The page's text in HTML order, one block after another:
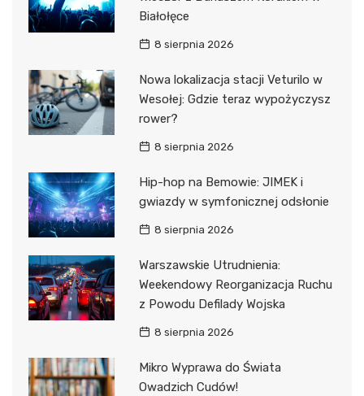
Białołęce
8 sierpnia 2026
Nowa lokalizacja stacji Veturilo w
Wesołej: Gdzie teraz wypożyczysz
rower?
8 sierpnia 2026
Hip-hop na Bemowie: JIMEK i
gwiazdy w symfonicznej odsłonie
8 sierpnia 2026
Warszawskie Utrudnienia:
Weekendowy Reorganizacja Ruchu
z Powodu Defilady Wojska
8 sierpnia 2026
Mikro Wyprawa do Świata
Owadzich Cudów!